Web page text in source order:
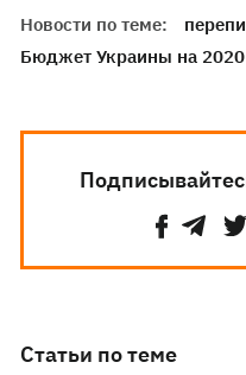
Новости по теме:
Бюджет Украины на 2020
Статьи по теме